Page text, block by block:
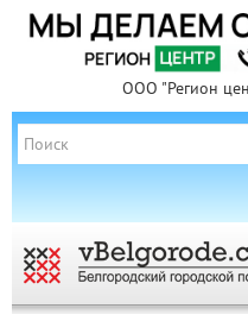
ООО "Регион